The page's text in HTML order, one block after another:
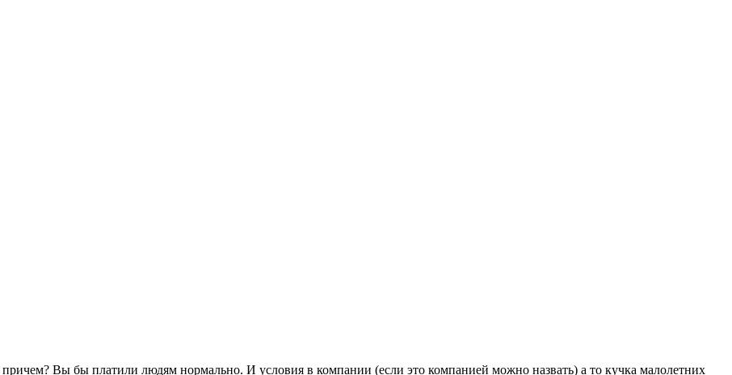
причем? Вы бы платили людям нормально. И условия в компании (если это компанией можно назвать) а то кучка малолетних